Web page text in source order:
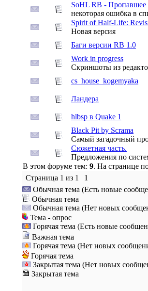
SoHL RB - Пропавшее
некоторая ошибка в
Spirit of Half-Life:
Новая версия
Баги версии RB 1.0
Work in progress
Скриншоты из
cs_house_kogemyaka
Ландера
hlbsp в Quake 1
Black Pit by Scrama
Самый загадочный
Сюжетная часть.
Предложения по
В этом форуме тем: 9. На странице
Страница 1 из 1
1
Обычная тема (Есть новые
Обычная тема
Обычная тема (Нет новых
Тема - опрос
Горячая тема (Есть новые
Важная тема
Горячая тема (Нет новых
Горячая тема
Закрытая тема (Нет новых
Закрытая тема